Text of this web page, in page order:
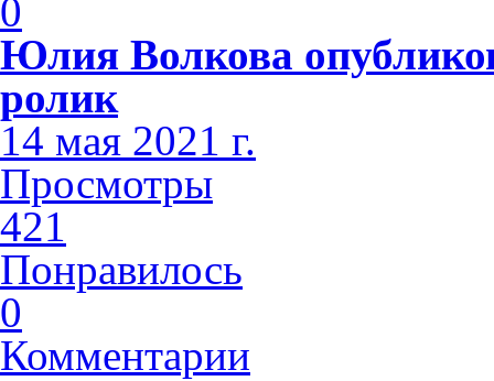
0
Юлия Волкова
ролик
14 мая 2021 г.
Просмотры
421
Понравилось
0
Комментарии